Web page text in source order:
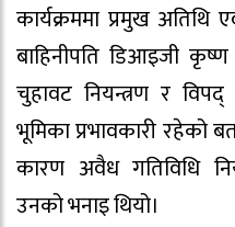
कार्यक्रममा प्रमुख अतिथि
बाहिनीपति डिआइजी
चुहावट नियन्त्रण र विपद्
भूमिका प्रभावकारी रहेको
कारण अवैध गतिविधि
उनको भनाइ थियो।